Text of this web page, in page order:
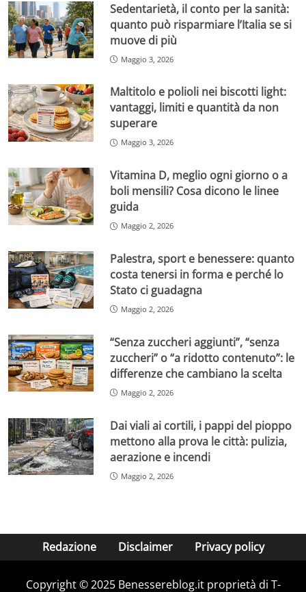
Sedentarietà, il conto per la sanità:
quanto può risparmiare l’Italia se si
muove di più
Maggio 3, 2026
Maltitolo e polioli nei biscotti light:
vantaggi, limiti e quantità da non
superare
Maggio 3, 2026
Vitamina D, meglio ogni giorno o a
boli mensili? Cosa dicono le linee
guida
Maggio 2, 2026
Palestra, sport e benessere: quanto
costa tenersi in forma e perché lo
Stato ci guadagna
Maggio 2, 2026
“Senza zuccheri aggiunti”, “senza
zuccheri” o “a ridotto contenuto”: le
differenze che cambiano la scelta
Maggio 2, 2026
Dai viali ai cortili, i pappi del pioppo
mettono alla prova le città: pulizia,
aerazione e incendi
Maggio 2, 2026
Redazione Disclaimer Privacy policy
Copyright © 2025 Benessereblog.it proprietà di T-